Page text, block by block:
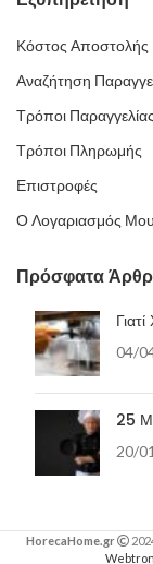
Κόστος Αποστολής
Αναζήτηση
Τρόποι Παραγγελίας
Τρόποι Πληρωμής
Επιστροφές
Ο Λογαριασμός Μου
Πρόσφατα
04/
25
20/
HorecaHome.gr